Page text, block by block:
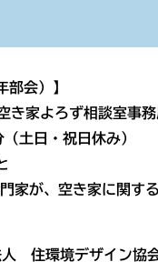
部会）】
ろず相談室事務
日・祝日休み）
が、空き家に関す
住環境デザイン協会